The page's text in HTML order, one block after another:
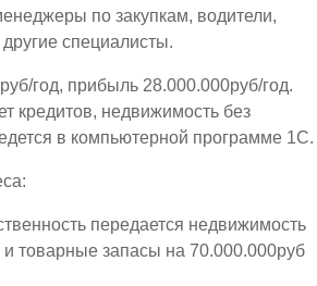
по закупкам, водители,
специалисты.
год, прибыль 28.000.000руб/год.
кредитов, недвижимость без
в компьютерной программе 1С.
передается недвижимость
товарные запасы на 70.000.000руб